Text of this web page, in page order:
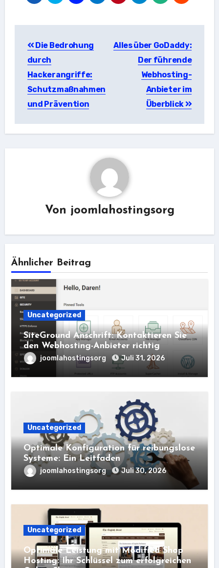
Die Bedrohung
durch
Hackerangriffe:
Schutzmaßnahmen
und Prävention
Alles über GoDaddy:
Der führende
Webhosting-
Anbieter im
Überblick
Von joomlahostingsorg
Ähnlicher Beitrag
Uncategorized
SiteGround Anschrift: Kontaktieren Sie
den Webhosting-Anbieter richtig
joomlahostingsorg Juli 31, 2026
Uncategorized
Optimale Konfiguration für reibungslose
Systeme: Ein Leitfaden
joomlahostingsorg Juli 30, 2026
Uncategorized
Optimale Leistung mit Modified Shop
Hosting: Ihr Schlüssel zum erfolgreichen